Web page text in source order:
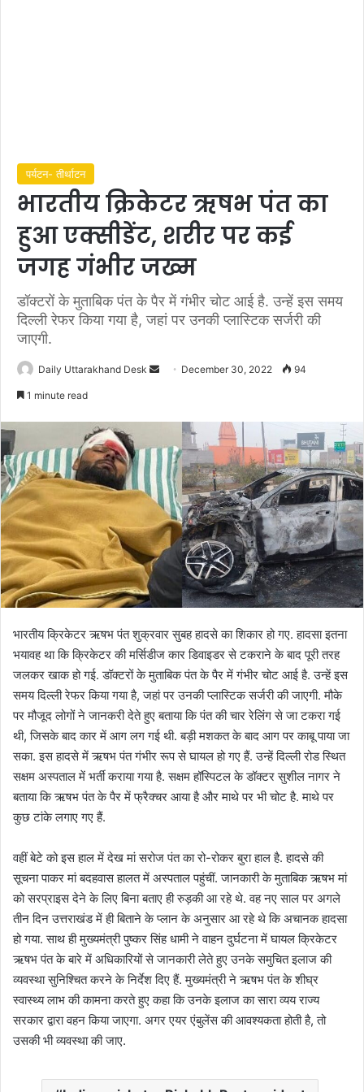
पर्यटन- तीर्थाटन
भारतीय क्रिकेटर ऋषभ पंत का
हुआ एक्सीडेंट, शरीर पर कई
जगह गंभीर जख्म
डॉक्टरों के मुताबिक पंत के पैर में गंभीर चोट आई है. उन्हें इस समय
दिल्ली रेफर किया गया है, जहां पर उनकी प्‍लास्टिक सर्जरी की
जाएगी.
Daily Uttarakhand Desk
a
n
e
m
a
i
December 30, 2022 94
1 minute read
भारतीय क्रिकेटर ऋषभ पंत शुक्रवार सुबह हादसे का शिकार हो गए. हादसा इतना
भयावह था कि क्रिकेटर की मर्सिडीज कार डिवाइडर से टकराने के बाद पूरी तरह
जलकर खाक हो गई. डॉक्टरों के मुताबिक पंत के पैर में गंभीर चोट आई है. उन्हें इस
समय दिल्ली रेफर किया गया है, जहां पर उनकी प्‍लास्टिक सर्जरी की जाएगी. मौके
पर मौजूद लोगों ने जानकरी देते हुए बताया कि पंत की चार रेलिंग से जा टकरा गई
थी, जिसके बाद कार में आग लग गई थी. बड़ी मशकत के बाद आग पर काबू पाया जा
सका. इस हादसे में ऋषभ पंत गंभीर रूप से घायल हो गए हैं. उन्हें दिल्ली रोड स्थित
सक्षम अस्पताल में भर्ती कराया गया है. सक्षम हॉस्पिटल के डॉक्टर सुशील नागर ने
बताया कि ऋषभ पंत के पैर में फ्रैक्चर आया है और माथे पर भी चोट है. माथे पर
कुछ टांके लगाए गए हैं.
वहीं बेटे को इस हाल में देख मां सरोज पंत का रो-रोकर बुरा हाल है. हादसे की
सूचना पाकर मां बदहवास हालत में अस्‍पताल पहुंचीं. जानकारी के मुताबिक ऋषभ मां
को सरप्राइस देने के लिए बिना बताए ही रुड़की आ रहे थे. वह नए साल पर अगले
तीन दिन उत्तराखंड में ही बिताने के प्लान के अनुसार आ रहे थे कि अचानक हादसा
हो गया. साथ ही मुख्यमंत्री पुष्कर सिंह धामी ने वाहन दुर्घटना में घायल क्रिकेटर
ऋषभ पंत के बारे में अधिकारियों से जानकारी लेते हुए उनके समुचित इलाज की
व्यवस्था सुनिश्चित करने के निर्देश दिए हैं. मुख्यमंत्री ने ऋषभ पंत के शीघ्र
स्वास्थ्य लाभ की कामना करते हुए कहा कि उनके इलाज का सारा व्यय राज्य
सरकार द्वारा वहन किया जाएगा. अगर एयर एंबुलेंस की आवश्यकता होती है, तो
उसकी भी व्यवस्था की जाए.